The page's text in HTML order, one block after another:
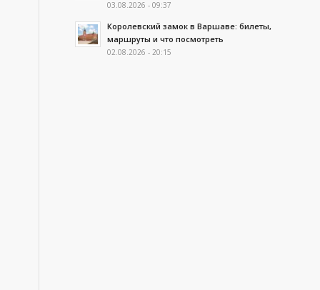
03.08.2026 - 09:37
Королевский замок в Варшаве: билеты,
маршруты и что посмотреть
02.08.2026 - 20:15